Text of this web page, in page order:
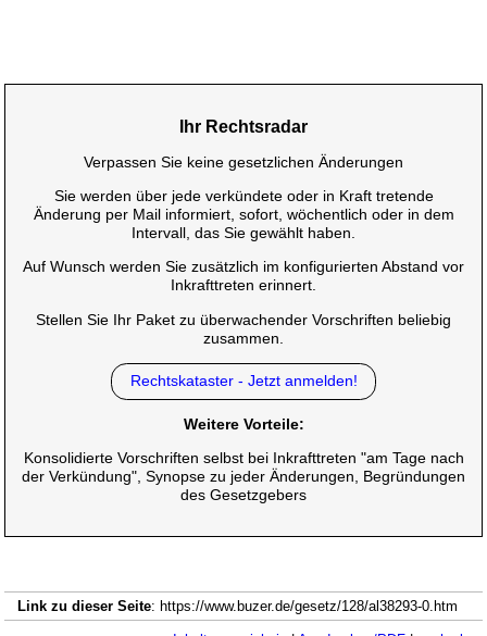
Ihr Rechtsradar
Verpassen Sie keine gesetzlichen Änderungen
Sie werden über jede verkündete oder in Kraft tretende
Änderung per Mail informiert, sofort, wöchentlich oder in dem
Intervall, das Sie gewählt haben.
Auf Wunsch werden Sie zusätzlich im konfigurierten Abstand vor
Inkrafttreten erinnert.
Stellen Sie Ihr Paket zu überwachender Vorschriften beliebig
zusammen.
Rechtskataster - Jetzt anmelden!
Weitere Vorteile:
Konsolidierte Vorschriften selbst bei Inkrafttreten "am Tage nach
der Verkündung", Synopse zu jeder Änderungen, Begründungen
des Gesetzgebers
Link zu dieser Seite: https://www.buzer.de/gesetz/128/al38293-0.htm